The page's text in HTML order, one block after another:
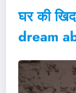
घर की
dream